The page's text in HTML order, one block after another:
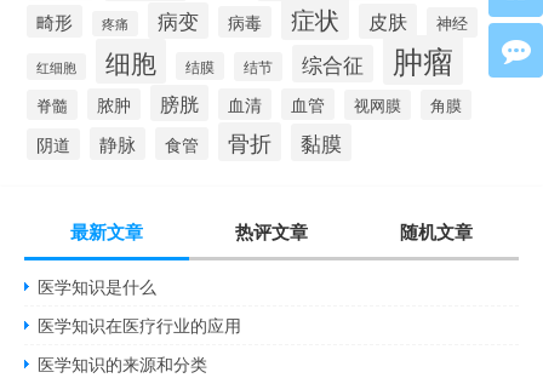
畸形 疼痛 病变 病毒 症状 皮肤 神经
红细胞 细胞 结膜 结节 综合征 肿瘤
脊髓 脓肿 膀胱 血清 血管 视网膜 角膜
阴道 静脉 食管 骨折 黏膜
最新文章 热评文章 随机文章
医学知识是什么
医学知识在医疗行业的应用
医学知识的来源和分类